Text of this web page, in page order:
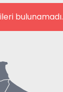
bulunamadı.